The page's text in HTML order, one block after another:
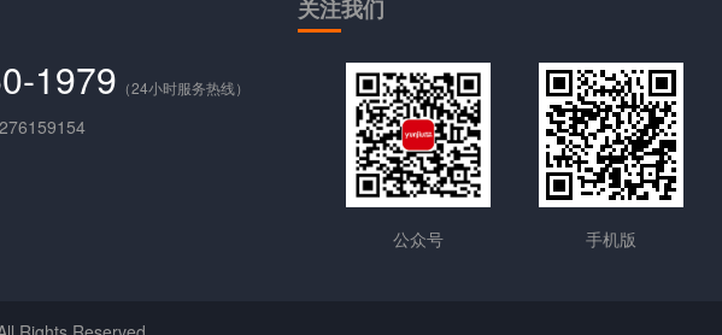
1979 （24小时服务热线）
关注我们
公众号 手机版